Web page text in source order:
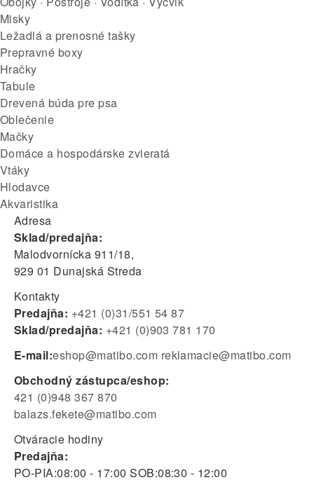
Misky
Ležadlá a prenosné tašky
Prepravné boxy
Hračky
Tabule
Drevená búda pre psa
Oblečenie
Mačky
Domáce a hospodárske zvieratá
Vtáky
Hlodavce
Akvaristika
Adresa
Sklad/predajňa:
Malodvornícka 911/18,
929 01 Dunajská Streda
Kontakty
Predajňa: +421 (0)31/551 54 87
Sklad/predajňa: +421 (0)903 781 170
E-mail:eshop@matibo.com reklamacie@matibo.com
Obchodný zástupca/eshop:
421 (0)948 367 870
balazs.fekete@matibo.com
Otváracie hodiny
Predajňa:
PO-PIA:08:00 - 17:00 SOB:08:30 - 12:00